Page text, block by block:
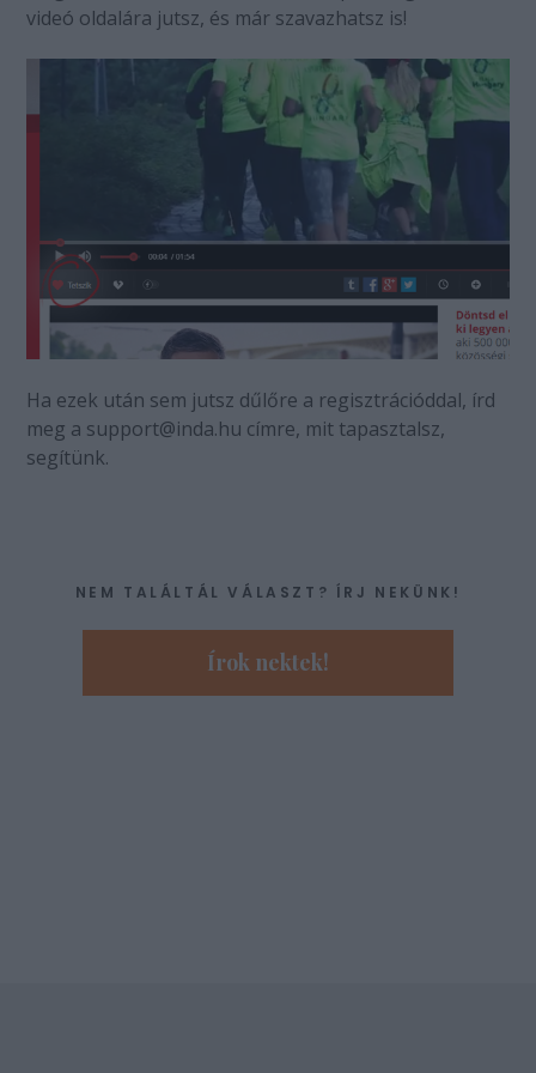
videó oldalára jutsz, és már szavazhatsz is!
Ha ezek után sem jutsz dűlőre a regisztrációddal, írd
meg a support@inda.hu címre, mit tapasztalsz,
segítünk.
NEM TALÁLTÁL VÁLASZT? ÍRJ NEKÜNK!
Írok nektek!